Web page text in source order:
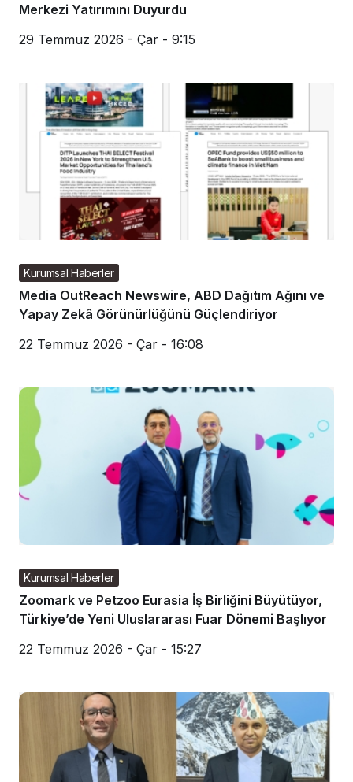
Merkezi Yatırımını Duyurdu
29 Temmuz 2026 - Çar - 9:15
Kurumsal Haberler
Media OutReach Newswire, ABD Dağıtım Ağını ve
Yapay Zekâ Görünürlüğünü Güçlendiriyor
22 Temmuz 2026 - Çar - 16:08
Kurumsal Haberler
Zoomark ve Petzoo Eurasia İş Birliğini Büyütüyor,
Türkiye’de Yeni Uluslararası Fuar Dönemi Başlıyor
22 Temmuz 2026 - Çar - 15:27